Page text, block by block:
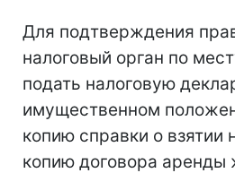
Для подтверждения
налоговый орган по
подать налоговую
имущественном
копию справки о взятии
копию договора аренды